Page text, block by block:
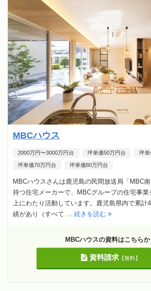
MBCハウス
2000万円〜3000万円台 坪単価50万円台 坪単
坪単価70万円台 坪単価80万円台
MBCハウスさんは鹿児島の民間放送局「MBC
持つ住宅メーカーで、MBCグループの住宅事業
上にわたり活動しています。鹿児島県内で累計
績があり（すべて ... 続きを読む
MBCハウスの資料はこちらか
資料請求【無料】